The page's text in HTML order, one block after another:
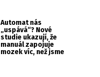
Automat nás
„uspává“? Nové
studie ukazují, že
manuál zapojuje
mozek víc, než jsme